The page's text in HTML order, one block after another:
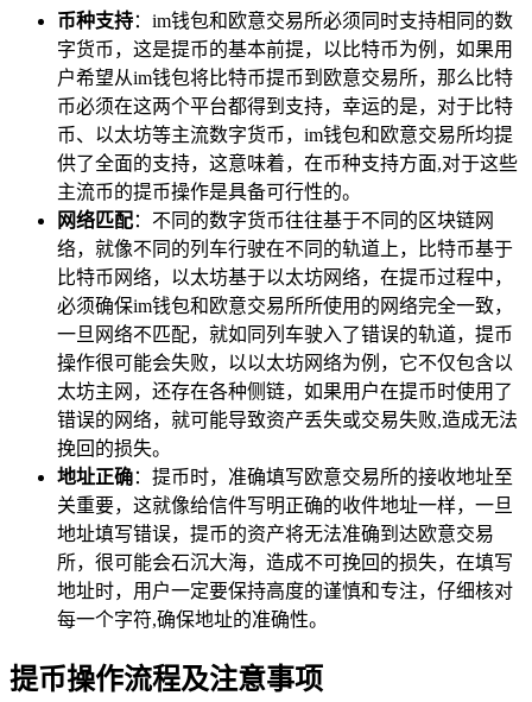
币种支持：im钱包和欧意交易所必须同时支持相同的数
字货币，这是提币的基本前提，以比特币为例，如果用
户希望从im钱包将比特币提币到欧意交易所，那么比特
币必须在这两个平台都得到支持，幸运的是，对于比特
币、以太坊等主流数字货币，im钱包和欧意交易所均提
供了全面的支持，这意味着，在币种支持方面,对于这些
主流币的提币操作是具备可行性的。
网络匹配：不同的数字货币往往基于不同的区块链网
络，就像不同的列车行驶在不同的轨道上，比特币基于
比特币网络，以太坊基于以太坊网络，在提币过程中，
必须确保im钱包和欧意交易所所使用的网络完全一致，
一旦网络不匹配，就如同列车驶入了错误的轨道，提币
操作很可能会失败，以以太坊网络为例，它不仅包含以
太坊主网，还存在各种侧链，如果用户在提币时使用了
错误的网络，就可能导致资产丢失或交易失败,造成无法
挽回的损失。
地址正确：提币时，准确填写欧意交易所的接收地址至
关重要，这就像给信件写明正确的收件地址一样，一旦
地址填写错误，提币的资产将无法准确到达欧意交易
所，很可能会石沉大海，造成不可挽回的损失，在填写
地址时，用户一定要保持高度的谨慎和专注，仔细核对
每一个字符,确保地址的准确性。
提币操作流程及注意事项